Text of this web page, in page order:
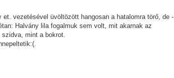
vezetésével üvöltözött hangosan a hatalomra törő, de -
Halvány lila fogalmuk sem volt, mit akarnak az
mint a bokrot.